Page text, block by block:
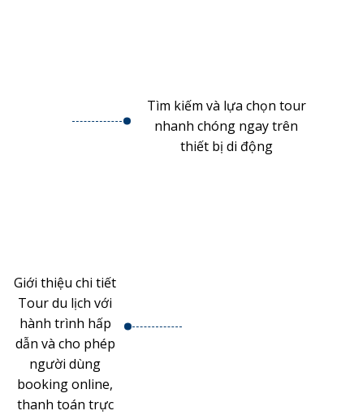
.
Tìm kiếm và lựa chọn tour
nhanh chóng ngay trên
thiết bị di động
.
Giới thiệu chi tiết
Tour du lịch với
hành trình hấp
dẫn và cho phép
người dùng
booking online,
thanh toán trực